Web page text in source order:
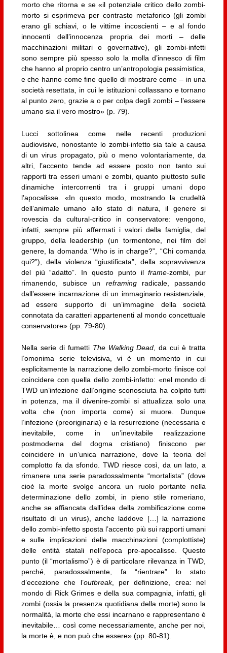
morto che ritorna e se «il potenziale critico dello zombi-
morto si esprimeva per contrasto metaforico (gli zombi
erano gli schiavi, o le vittime incoscienti – e al fondo
innocenti dell’innocenza propria dei morti – delle
macchinazioni militari o governative), gli zombi-infetti
sono sempre più spesso solo la molla d’innesco di film
che hanno al proprio centro un’antropologia pessimistica,
e che hanno come fine quello di mostrare come – in una
società resettata, in cui le istituzioni collassano e tornano
al punto zero, grazie a o per colpa degli zombi – l’essere
umano sia il vero mostro» (p. 79).
Lucci sottolinea come nelle recenti produzioni
audiovisive, nonostante lo zombi-infetto sia tale a causa
di un virus propagato, più o meno volontariamente, da
altri, l’accento tende ad essere posto non tanto sui
rapporti tra esseri umani e zombi, quanto piuttosto sulle
dinamiche intercorrenti tra i gruppi umani dopo
l’apocalisse. «In questo modo, mostrando la crudeltà
dell’animale umano allo stato di natura, il genere si
rovescia da cultural-critico in conservatore: vengono,
infatti, sempre più affermati i valori della famiglia, del
gruppo, della leadership (un tormentone, nei film del
genere, la domanda “Who is in charge?”, “Chi comanda
qui?”), della violenza “giustificata”, della sopravvivenza
del più “adatto”. In questo punto ilframe-zombi, pur
rimanendo, subisce un reframingradicale, passando
dall’essere incarnazione di un immaginario resistenziale,
ad essere supporto di un’immagine della società
connotata da caratteri appartenenti al mondo concettuale
conservatore» (pp. 79-80).
Nella serie di fumettiThe Walking Dead , da cui è tratta
l’omonima serie televisiva, vi è un momento in cui
esplicitamente la narrazione dello zombi-morto finisce col
coincidere con quella dello zombi-infetto: «nel mondo di
TWD un’infezione dall’origine sconosciuta ha colpito tutti
in potenza, ma il divenire-zombi si attualizza solo una
volta che (non importa come) si muore. Dunque
l’infezione (preoriginaria) e la resurrezione (necessaria e
inevitabile, come in un’inevitabile realizzazione
postmoderna del dogma cristiano) finiscono per
coincidere in un’unica narrazione, dove la teoria del
complotto fa da sfondo. TWD riesce così, da un lato, a
rimanere una serie paradossalmente “mortalista” (dove
cioè la morte svolge ancora un ruolo portante nella
determinazione dello zombi, in pieno stile romeriano,
anche se affiancata dall’idea della zombificazione come
risultato di un virus), anche laddove […] la narrazione
dello zombi-infetto sposta l’accento più sui rapporti umani
e sulle implicazioni delle macchinazioni (complottiste)
delle entità statali nell’epoca pre-apocalisse. Questo
punto (il “mortalismo”) è di particolare rilevanza in TWD,
perché, paradossalmente, fa “rientrare” lo stato
d’eccezione che l’outbreak, per definizione, crea: nel
mondo di Rick Grimes e della sua compagnia, infatti, gli
zombi (ossia la presenza quotidiana della morte) sono la
normalità, la morte che essi incarnano e rappresentano è
inevitabile… così come necessariamente, anche per noi,
la morte è, e non può che essere» (pp. 80-81).